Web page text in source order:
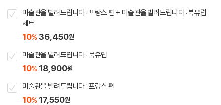
미술관을 빌려드립니다 : 프랑스 편 + 미술관을 빌려드립니다 : 북유럽
세트
10% 36,450원
미술관을 빌려드립니다 : 북유럽
10% 18,900원
미술관을 빌려드립니다 : 프랑스 편
10% 17,550원